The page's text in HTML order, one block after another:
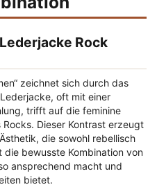
Rock
zeichnet sich durch das
oft mit einer
trifft auf die feminine
Dieser Kontrast erzeugt
die sowohl rebellisch
die bewusste Kombination von
ansprechend macht und
bietet.